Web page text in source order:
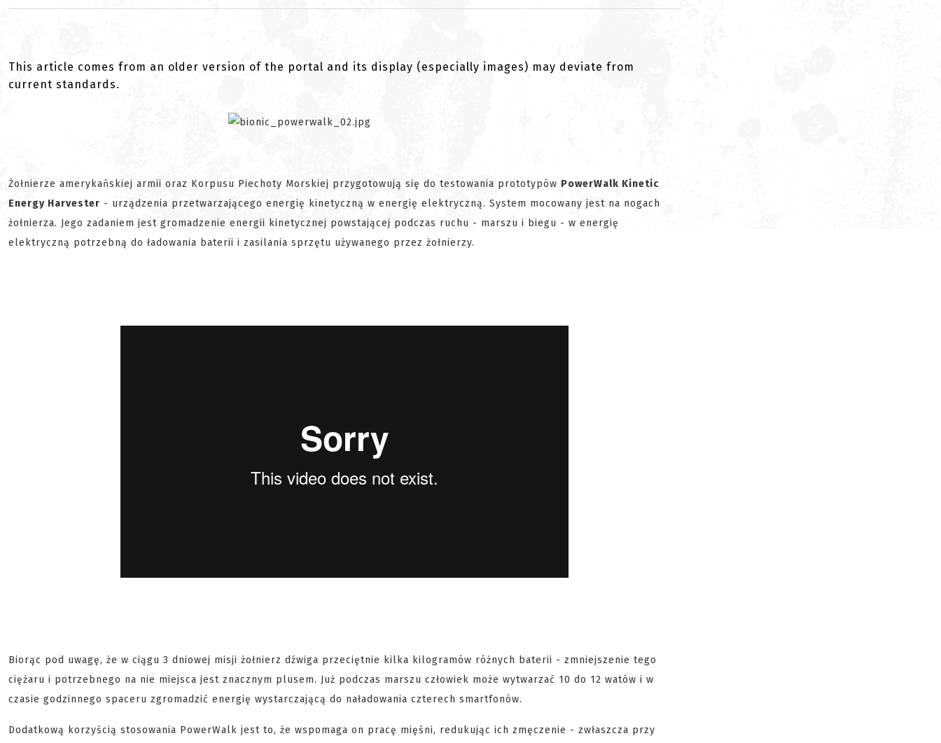
This article comes from an older version of the portal and its display (especially images) may deviate from
current standards.
Żołnierze amerykańskiej armii oraz Korpusu Piechoty Morskiej przygotowują się do testowania prototypów PowerWalk Kinetic
Energy Harvester - urządzenia przetwarzającego energię kinetyczną w energię elektryczną. System mocowany jest na nogach
żołnierza. Jego zadaniem jest gromadzenie energii kinetycznej powstającej podczas ruchu - marszu i biegu - w energię
elektryczną potrzebną do ładowania baterii i zasilania sprzętu używanego przez żołnierzy.
Biorąc pod uwagę, że w ciągu 3 dniowej misji żołnierz dźwiga przeciętnie kilka kilogramów różnych baterii - zmniejszenie tego
ciężaru i potrzebnego na nie miejsca jest znacznym plusem. Już podczas marszu człowiek może wytwarzać 10 do 12 watów i w
czasie godzinnego spaceru zgromadzić energię wystarczającą do naładowania czterech smartfonów.
Dodatkową korzyścią stosowania PowerWalk jest to, że wspomaga on pracę mięśni, redukując ich zmęczenie - zwłaszcza przy